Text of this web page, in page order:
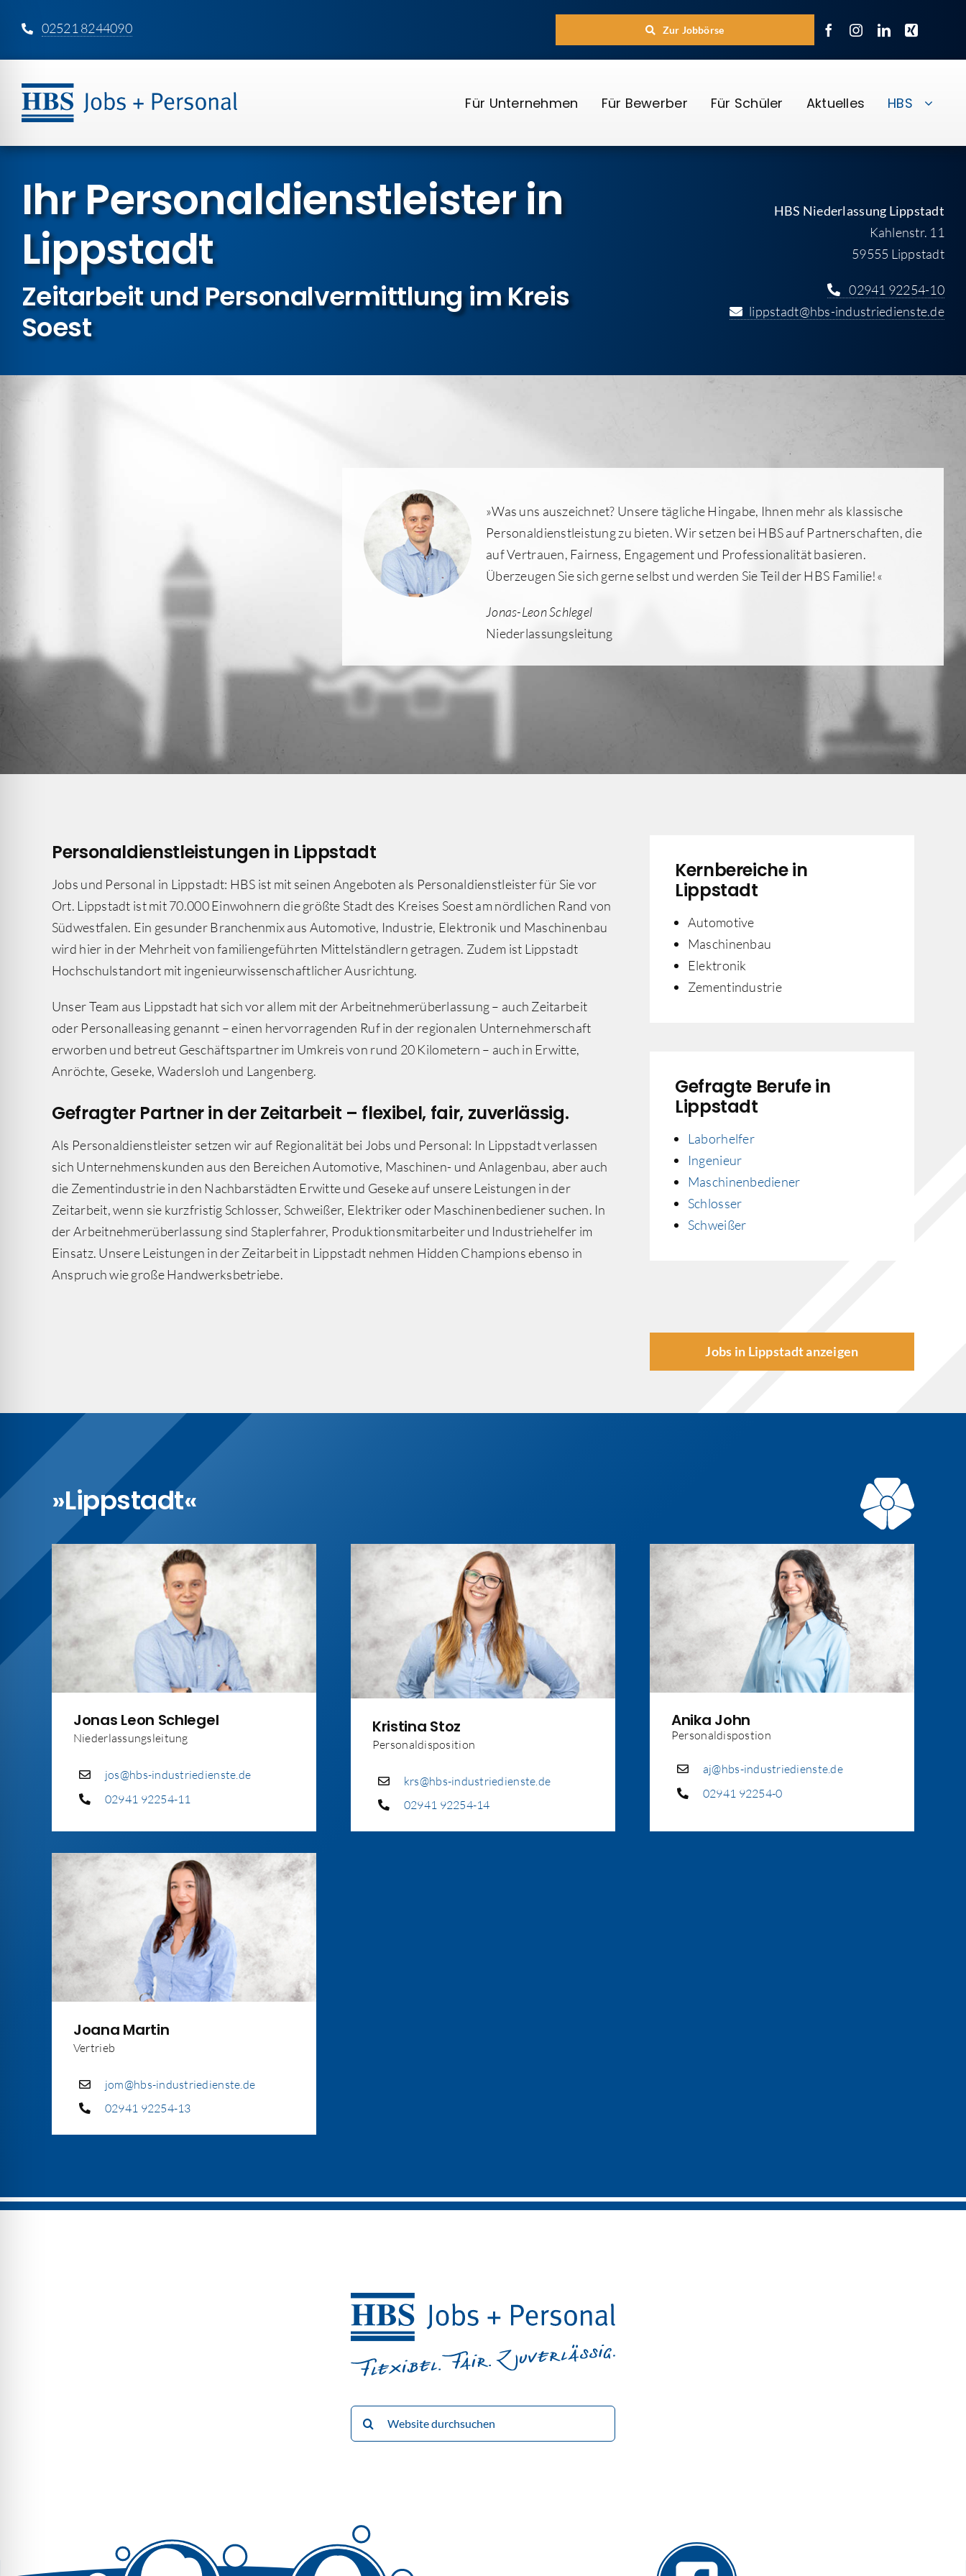
Inhalt
02521 8244090 Zur Jobbörse
Für Unternehmen Für Bewerber Für Schüler Aktuelles HBS
Ihr Personal­dienst­leister in
Lippstadt
Zeitarbeit und Personalvermittlung im Kreis
Soest
HBS Niederlassung Lippstadt
Kahlenstr. 11
59555 Lippstadt
02941 92254-10
lippstadt@hbs-industriedienste.de
»Was uns auszeichnet? Unsere tägliche Hingabe, Ihnen mehr als klassische
Personaldienstleistung zu bieten. Wir setzen bei HBS auf Partnerschaften, die
auf Vertrauen, Fairness, Engagement und Professionalität basieren.
Überzeugen Sie sich gerne selbst und werden Sie Teil der HBS Familie!«
Jonas-Leon Schlegel
Niederlassungsleitung
Personal­dienst­leistungen in Lippstadt
Jobs und Personal in Lippstadt: HBS ist mit seinen Angeboten als Personaldienstleister für Sie vor
Ort. Lippstadt ist mit 70.000 Einwohnern die größte Stadt des Kreises Soest am nördlichen Rand von
Südwestfalen. Ein gesunder Branchenmix aus Automotive, Industrie, Elektronik und Maschinenbau
wird hier in der Mehrheit von familiengeführten Mittelständlern getragen. Zudem ist Lippstadt
Hochschulstandort mit ingenieurwissenschaftlicher Ausrichtung.
Unser Team aus Lippstadt hat sich vor allem mit der Arbeitnehmerüberlassung – auch Zeitarbeit
oder Personalleasing genannt – einen hervorragenden Ruf in der regionalen Unternehmerschaft
erworben und betreut Geschäftspartner im Umkreis von rund 20 Kilometern – auch in Erwitte,
Anröchte, Geseke, Wadersloh und Langenberg.
Gefragter Partner in der Zeitarbeit – flexibel, fair, zuverlässig.
Als Personaldienstleister setzen wir auf Regionalität bei Jobs und Personal: In Lippstadt verlassen
sich Unternehmenskunden aus den Bereichen Automotive, Maschinen- und Anlagenbau, aber auch
die Zementindustrie in den Nachbarstädten Erwitte und Geseke auf unsere Leistungen in der
Zeitarbeit, wenn sie kurzfristig Schlosser, Schweißer, Elektriker oder Maschinenbediener suchen. In
der Arbeitnehmerüberlassung sind Staplerfahrer, Produktionsmitarbeiter und Industriehelfer im
Einsatz. Unsere Leistungen in der Zeitarbeit in Lippstadt nehmen Hidden Champions ebenso in
Anspruch wie große Handwerksbetriebe.
Kernbereiche in
Lippstadt
Automotive
Maschinenbau
Elektronik
Zementindustrie
Gefragte Berufe in
Lippstadt
Laborhelfer
Ingenieur
Maschinenbediener
Schlosser
Schweißer
Jobs in Lippstadt anzeigen
»Lippstadt«
Jonas Leon Schlegel
Niederlassungsleitung
jos@hbs-industriedienste.de
02941 92254-11
Kristina Stoz
Personaldisposition
krs@hbs-industriedienste.de
02941 92254-14
Anika John
Personaldispostion
aj@hbs-industriedienste.de
02941 92254-0
Joana Martin
Vertrieb
jom@hbs-industriedienste.de
02941 92254-13
Suche
nach: